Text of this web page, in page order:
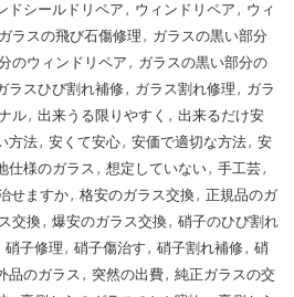
ドシールドリペア , ウィンドリペア , ウィ
ガラスの飛び石傷修理 , ガラスの黒い部分
のウィンドリペア , ガラスの黒い部分の
ラスひび割れ補修, ガラス割れ修理 , ガラ
ル, 出来うる限りやすく , 出来るだけ安
方法, 安くて安心, 安価で適切な方法, 安
仕様のガラス , 想定していない, 手工芸,
せますか, 格安のガラス交換, 正規品のガ
交換, 爆安のガラス交換, 硝子のひび割れ
硝子修理 , 硝子傷治す , 硝子割れ補修, 硝
品のガラス , 突然の出費, 純正ガラスの交